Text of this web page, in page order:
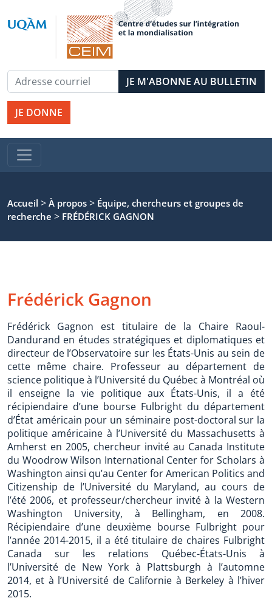
JE DONNE
Accueil > À propos > Équipe, chercheurs et groupes de
recherche > FRÉDÉRICK GAGNON
Frédérick Gagnon
Frédérick Gagnon est titulaire de la Chaire Raoul-
Dandurand en études stratégiques et diplomatiques et
directeur de l’Observatoire sur les États-Unis au sein de
cette même chaire. Professeur au département de
science politique à l’Université du Québec à Montréal où
il enseigne la vie politique aux États-Unis, il a été
récipiendaire d’une bourse Fulbright du département
d’État américain pour un séminaire post-doctoral sur la
politique américaine à l’Université du Massachusetts à
Amherst en 2005, chercheur invité au Canada Institute
du Woodrow Wilson International Center for Scholars à
Washington ainsi qu’au Center for American Politics and
Citizenship de l’Université du Maryland, au cours de
l’été 2006, et professeur/chercheur invité à la Western
Washington University, à Bellingham, en 2008.
Récipiendaire d’une deuxième bourse Fulbright pour
l’année 2014-2015, il a été titulaire de chaires Fulbright
Canada sur les relations Québec-États-Unis à
l’Université de New York à Plattsburgh à l’automne
2014, et à l’Université de Californie à Berkeley à l’hiver
2015.